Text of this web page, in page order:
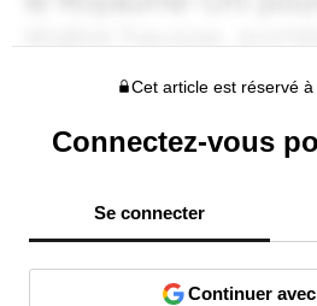
Cet article est réservé
Connectez-vous
Se connecter
Continuer